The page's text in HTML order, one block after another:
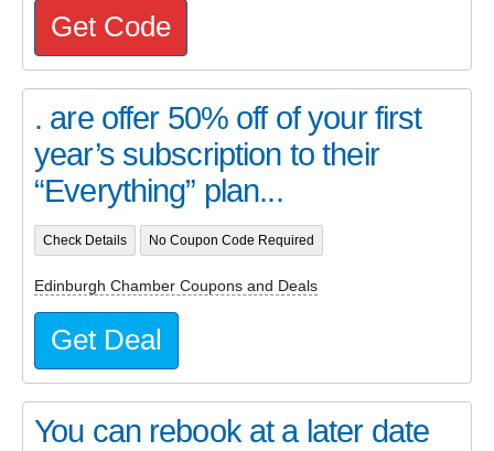
Get Code
. are offer 50% off of your first
year’s subscription to their
“Everything” plan...
Check Details No Coupon Code Required
Edinburgh Chamber Coupons and Deals
Get Deal
You can rebook at a later date